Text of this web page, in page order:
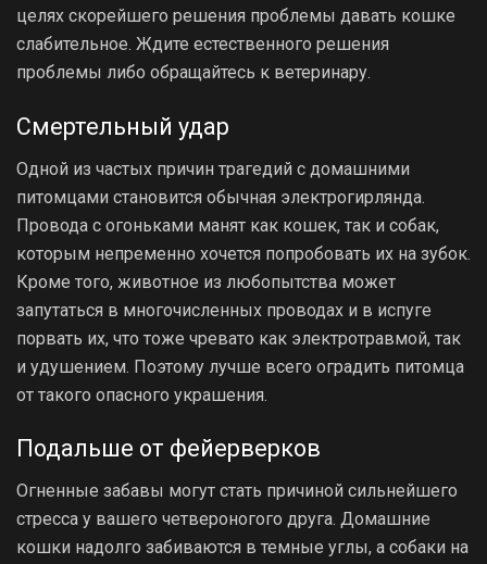
целях скорейшего решения проблемы давать кошке
слабительное. Ждите естественного решения
проблемы либо обращайтесь к ветеринару.
Смертельный удар
Одной из частых причин трагедий с домашними
питомцами становится обычная электрогирлянда.
Провода с огоньками манят как кошек, так и собак,
которым непременно хочется попробовать их на зубок.
Кроме того, животное из любопытства может
запутаться в многочисленных проводах и в испуге
порвать их, что тоже чревато как электротравмой, так
и удушением. Поэтому лучше всего оградить питомца
от такого опасного украшения.
Подальше от фейерверков
Огненные забавы могут стать причиной сильнейшего
стресса у вашего четвероногого друга. Домашние
кошки надолго забиваются в темные углы, а собаки на